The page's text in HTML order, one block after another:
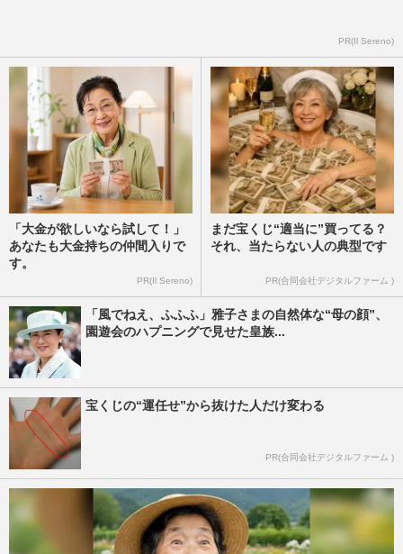
《被災地訪問取りやめに》愛子さま、陛下
門家が解き明かす“次世…
週刊女性2026年4月7日・14日号 2026/3/25
PR(Il Sereno)
「大金が欲しいなら試して！」
あなたも大金持ちの仲間入りで
す。
PR(Il Sereno)
まだ宝くじ“適当に”買ってる？
それ、当たらない人の典型です
PR(合同会社デジタルファーム )
「風でねえ、ふふふ」雅子さまの自然体な“母の顔”、
園遊会のハプニングで見せた皇族...
宝くじの“運任せ”から抜けた人だけ変わる
PR(合同会社デジタルファーム )